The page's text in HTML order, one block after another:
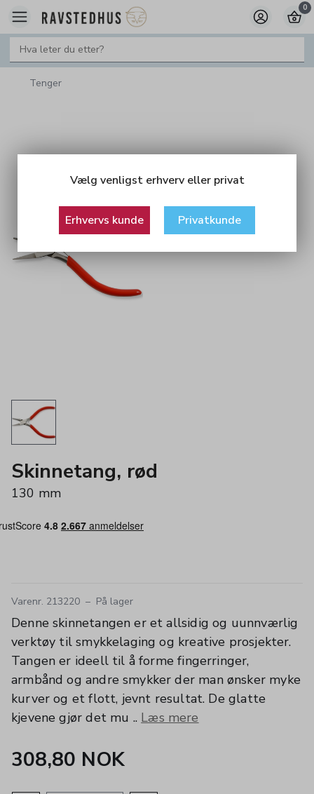
Vælg venligst erhverv eller privat
Erhvervs kunde Privatkunde
0
Tenger
Skinnetang, rød
130 mm
Varenr. 213220 – På lager
Denne skinnetangen er et allsidig og uunnværlig
verktøy til smykkelaging og kreative prosjekter.
Tangen er ideell til å forme fingerringer,
armbånd og andre smykker der man ønsker myke
kurver og et flott, jevnt resultat. De glatte
kjevene gjør det mu .. Læs mere
308,80 NOK